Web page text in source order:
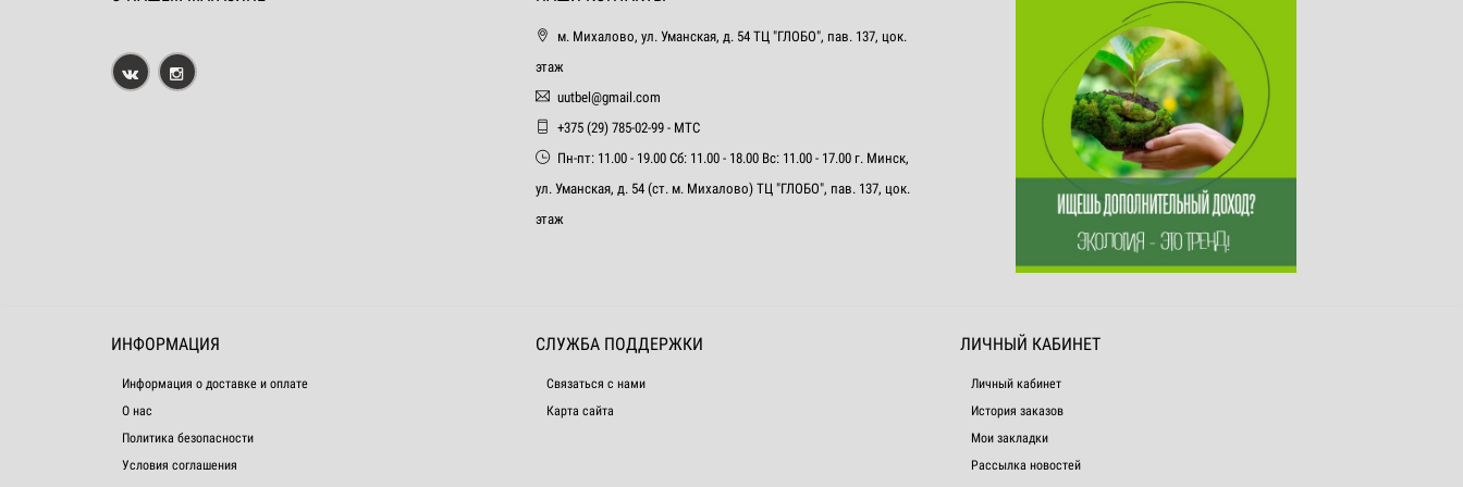
м. Михалово, ул. Уманская, д. 54 ТЦ "ГЛОБО", пав. 137, цок.
этаж
uutbel@gmail.com
+375 (29) 785-02-99 - МТС
Пн-пт: 11.00 - 19.00 Сб: 11.00 - 18.00 Вс: 11.00 - 17.00 г. Минск,
ул. Уманская, д. 54 (ст. м. Михалово) ТЦ "ГЛОБО", пав. 137, цок.
этаж
ИНФОРМАЦИЯ
Информация о доставке и оплате
О нас
Политика безопасности
Условия соглашения
СЛУЖБА ПОДДЕРЖКИ
Связаться с нами
Карта сайта
ЛИЧНЫЙ КАБИНЕТ
Личный кабинет
История заказов
Мои закладки
Рассылка новостей